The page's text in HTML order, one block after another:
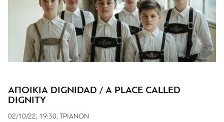
ΑΠΟΙΚΙΑ DIGNIDAD / A PLACE CALLED
DIGNITY
02/10/22, 19:30, TΡΙΑΝΟΝ